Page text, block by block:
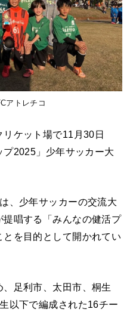
アトレチコ
ケット場で11月30日
プ2025」少年サッカー大
、少年サッカーの交流大
唱する「みんなの健活プ
を目的として開かれてい
足利市、太田市、桐生
以下で編成された16チー